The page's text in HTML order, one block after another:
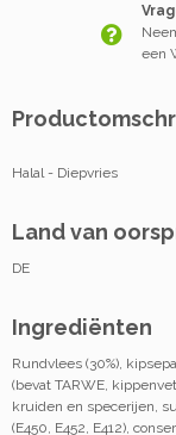
een
Halal - Diepvries
Land van
DE
Ingrediënten
Rundvlees (30%),
(bevat TARWE,
kruiden en specerijen,
(E450, E452, E412),